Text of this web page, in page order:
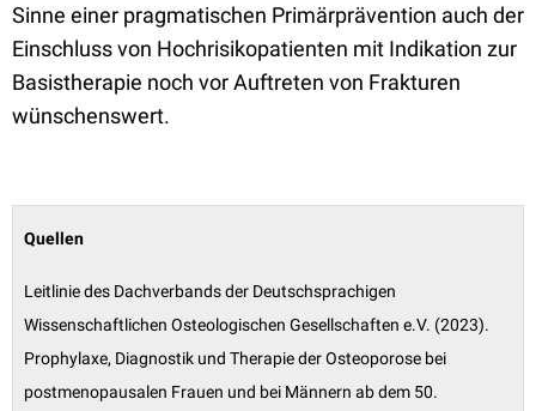
Sinne einer pragmatischen Primärprävention auch der
Einschluss von Hochrisikopatienten mit Indikation zur
Basistherapie noch vor Auftreten von Frakturen
wünschenswert.
Quellen
Leitlinie des Dachverbands der Deutschsprachigen
Wissenschaftlichen Osteologischen Gesellschaften e.V. (2023).
Prophylaxe, Diagnostik und Therapie der Osteoporose bei
postmenopausalen Frauen und bei Männern ab dem 50.